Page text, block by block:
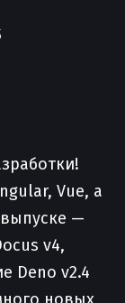
Vue, а
—
v4,
Deno v2.4